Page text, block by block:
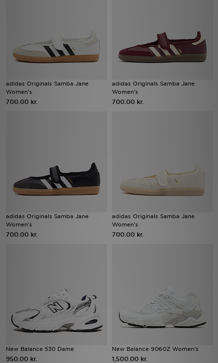
adidas Originals Samba Jane
Women's
700.00 kr.
adidas Originals Samba Jane
Women's
700.00 kr.
adidas Originals Samba Jane
Women's
700.00 kr.
adidas Originals Samba Jane
Women's
700.00 kr.
New Balance 530 Dame
950.00 kr.
New Balance 9060Z Women's
1,500.00 kr.